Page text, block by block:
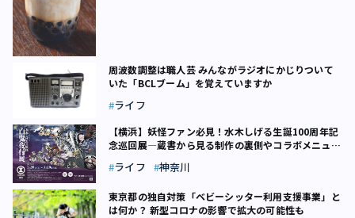
周波数調整は職人芸 みんながラジオにかじりついて
いた「BCLブーム」を覚えていますか
ライフ
【横浜】妖怪ファン必見！水木しげる生誕100周年記
念巡回展―蔵書から見る制作の裏側やコラボメニュー
ライフ 神奈川
東京都の独自対策「ベビーシッター利用支援事業」と
は何か？ 新型コロナの影響で拡大の可能性も